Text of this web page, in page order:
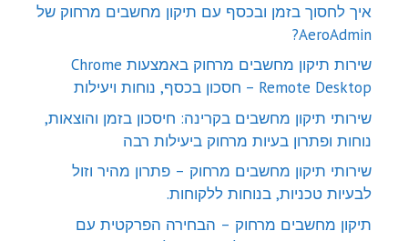
איך לחסוך בזמן ובכסף עם תיקון מחשבים מרחוק של
AeroAdmin?
שירות תיקון מחשבים מרחוק באמצעות Chrome
Remote Desktop – חסכון בכסף, נוחות ויעילות
שירותי תיקון מחשבים בקרינה: חיסכון בזמן והוצאות,
נוחות ופתרון בעיות מרחוק ביעילות רבה
שירותי תיקון מחשבים מרחוק – פתרון מהיר וזול
לבעיות טכניות, בנוחות ללקוחות.
תיקון מחשבים מרחוק – הבחירה הפרקטית עם